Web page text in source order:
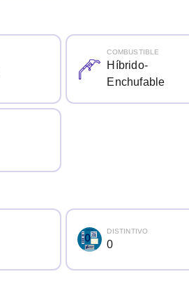
COMBUSTIBLE
Híbrido-
Enchufable
DISTINTIVO
0